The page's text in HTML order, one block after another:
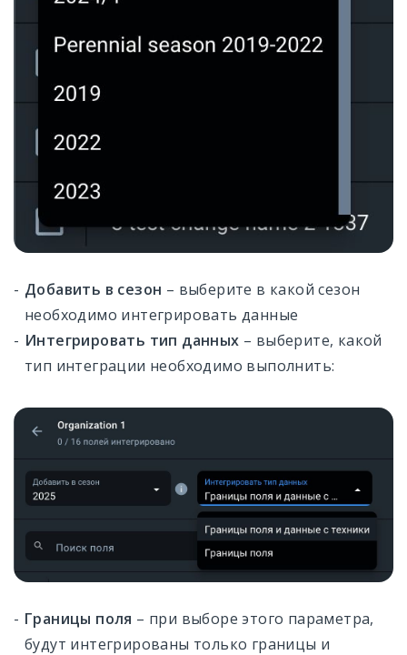
Добавить в сезон – выберите в какой сезон
необходимо интегрировать данные
Интегрировать тип данных – выберите, какой
тип интеграции необходимо выполнить:
Границы поля – при выборе этого параметра,
будут интегрированы только границы и